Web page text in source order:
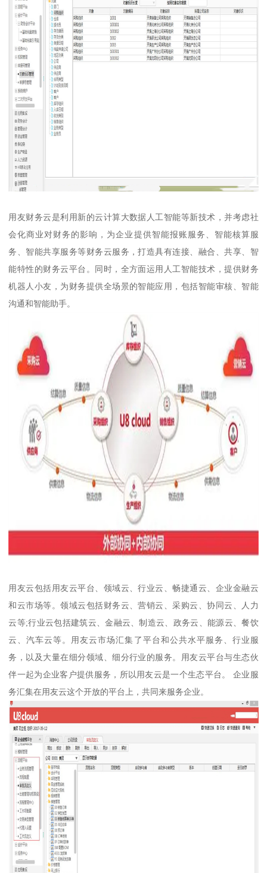
用友财务云是利用新的云计算大数据人工智能等新技术，并考虑社
会化商业对财务的影响，为企业提供智能报账服务、智能核算服
务、智能共享服务等财务云服务，打造具有连接、融合、共享、智
能特性的财务云平台。同时，全方面运用人工智能技术，提供财务
机器人小友，为财务提供全场景的智能应用，包括智能审核、智能
沟通和智能助手。
用友云包括用友云平台、领域云、行业云、畅捷通云、企业金融云
和云市场等。领域云包括财务云、营销云、采购云、协同云、人力
云等;行业云包括建筑云、金融云、制造云、政务云、能源云、餐饮
云、汽车云等。用友云市场汇集了平台和公共水平服务、行业服
务，以及大量在细分领域、细分行业的服务。用友云平台与生态伙
伴一起为企业客户提供服务，所以用友云是一个生态平台。 企业服
务汇集在用友云这个开放的平台上，共同来服务企业。